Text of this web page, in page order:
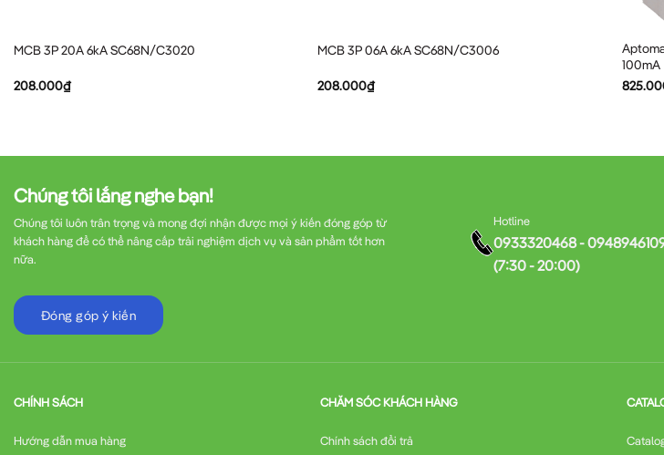
MCB 3P 20A 6kA SC68N/C3020
208.000₫
MCB 3P 06A 6kA SC68N/C3006
208.000₫
100mA
Chúng tôi lắng nghe bạn!
Chúng tôi luôn trân trọng và mong đợi nhận được mọi ý kiến đóng góp từ
khách hàng để có thể nâng cấp trải nghiệm dịch vụ và sản phẩm tốt hơn
nữa.
Đóng góp ý kiến
Hotline
0933320468 -
(7:30 - 20:00)
CHÍNH SÁCH
Hướng dẫn mua hàng
CHĂM SÓC KHÁCH HÀNG
Chính sách đổi trả